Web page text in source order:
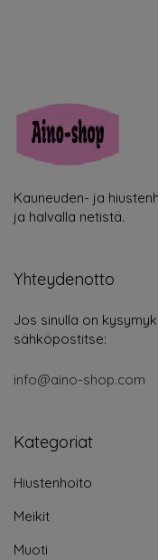
Kauneuden- ja
ja halvalla netistä.
Yhteydenotto
Jos sinulla on
sähköpostitse:
info@aino-shop.com
Kategoriat
Hiustenhoito
Meikit
Muoti